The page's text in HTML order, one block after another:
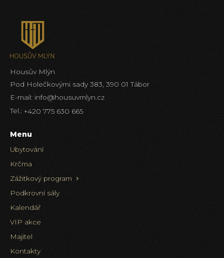
Housův Mlýn
Pod Holečkovými sady 383, 390 01 Tábor
E-mail: info@housuvmlyn.cz
Tel.: +420 775 630 665
Menu
Ubytování
Krčma
Zážitkový program
Podkrovní sály
Kalendář
VIP akce
Majitel
Kontakty